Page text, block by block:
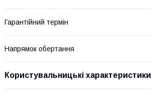
Гарантійний термін
Напрямок обертання
Користувальницькі характеристики